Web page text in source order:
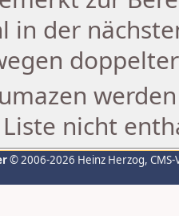
in der
nicht
© 2006-2026 Heinz Herzog,